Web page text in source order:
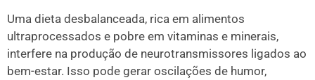
Uma dieta desbalanceada, rica em alimentos
ultraprocessados e pobre em vitaminas e minerais,
interfere na produção de neurotransmissores ligados ao
bem-estar. Isso pode gerar oscilações de humor,